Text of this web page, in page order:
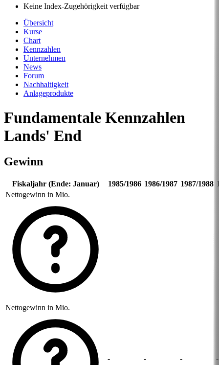
Keine Index-Zugehörigkeit verfügbar
Übersicht
Kurse
Chart
Kennzahlen
Unternehmen
News
Forum
Nachhaltigkeit
Anlageprodukte
Fundamentale Kennzahlen
Lands' End
Gewinn
Fiskaljahr (Ende: Januar) 1985/1986 1986/1987 1987/1988
Nettogewinn in Mio.
Nettogewinn in Mio.
- - - -